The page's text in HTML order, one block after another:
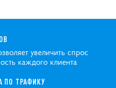
увеличить спрос
каждого клиента
ПО ТРАФИКУ